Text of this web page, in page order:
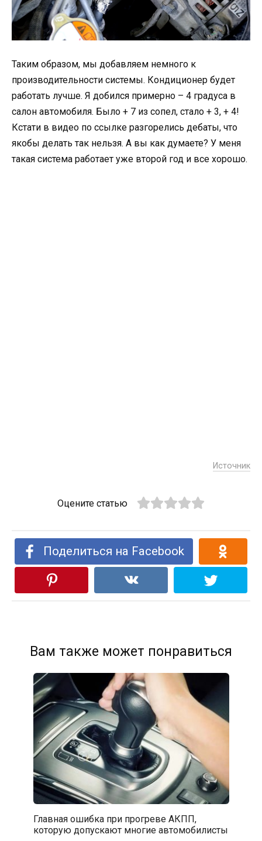
Таким образом, мы добавляем немного к
производительности системы. Кондиционер будет
работать лучше. Я добился примерно – 4 градуса в
салон автомобиля. Было + 7 из сопел, стало + 3, + 4!
Кстати в видео по ссылке разгорелись дебаты, что
якобы делать так нельзя. А вы как думаете? У меня
такая система работает уже второй год и все хорошо.
Источник
Оцените статью
Поделиться на Facebook
Вам также может понравиться
Главная ошибка при прогреве АКПП,
которую допускают многие автомобилисты